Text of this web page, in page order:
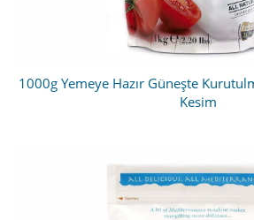
1000g Yemeye Hazır Güneşte
Kesim